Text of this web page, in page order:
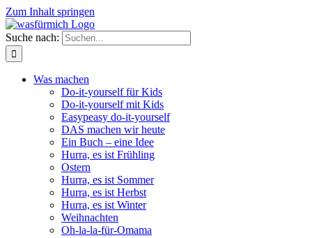
Zum Inhalt springen
Suche nach:
Was machen
Do-it-yourself für Kids
Do-it-yourself mit Kids
Easypeasy do-it-yourself
DAS machen wir heute
Ein Buch – eine Idee
Hurra, es ist Frühling
Ostern
Hurra, es ist Sommer
Hurra, es ist Herbst
Hurra, es ist Winter
Weihnachten
Oh-la-la-für-Omama